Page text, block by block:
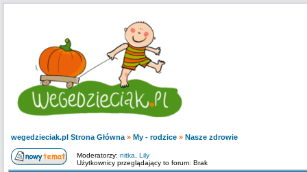
wegedzieciak.pl Strona Główna » My - rodzice » Nasze zdrowie
Moderatorzy: nitka
Lily
Użytkownicy przeglądający to forum: Brak